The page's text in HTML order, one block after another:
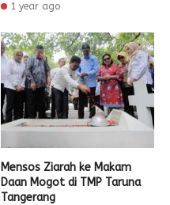
1 year ago
Mensos Ziarah ke Makam
Daan Mogot di TMP Taruna
Tangerang